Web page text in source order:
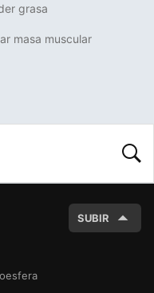
grasa
masa muscular
SUBIR